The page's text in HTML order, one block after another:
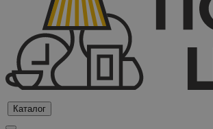
Каталог